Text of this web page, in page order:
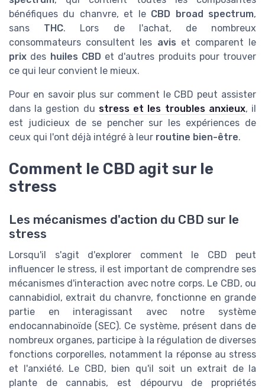
bénéfiques du chanvre, et le CBD broad spectrum,
sans THC. Lors de l'achat, de nombreux
consommateurs consultent les avis et comparent le
prix des huiles CBD et d'autres produits pour trouver
ce qui leur convient le mieux.
Pour en savoir plus sur comment le CBD peut assister
dans la gestion du stress et les troubles anxieux, il
est judicieux de se pencher sur les expériences de
ceux qui l'ont déjà intégré à leur routine bien-être.
Comment le CBD agit sur le
stress
Les mécanismes d'action du CBD sur le
stress
Lorsqu'il s'agit d'explorer comment le CBD peut
influencer le stress, il est important de comprendre ses
mécanismes d'interaction avec notre corps. Le CBD, ou
cannabidiol, extrait du chanvre, fonctionne en grande
partie en interagissant avec notre système
endocannabinoïde (SEC). Ce système, présent dans de
nombreux organes, participe à la régulation de diverses
fonctions corporelles, notamment la réponse au stress
et l'anxiété. Le CBD, bien qu'il soit un extrait de la
plante de cannabis, est dépourvu de propriétés